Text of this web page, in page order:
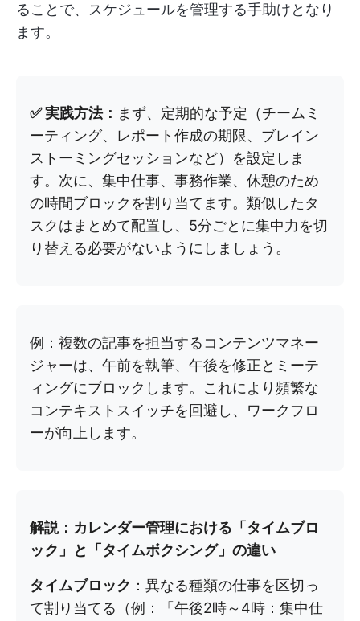
ることで、スケジュールを管理する手助けとなり
ます。
✅ 実践方法： まず、定期的な予定（チームミ
ーティング、レポート作成の期限、ブレイン
ストーミングセッションなど）を設定しま
す。次に、集中仕事、事務作業、休憩のため
の時間ブロックを割り当てます。類似したタ
スクはまとめて配置し、5分ごとに集中力を切
り替える必要がないようにしましょう。
例：複数の記事を担当するコンテンツマネー
ジャーは、午前を執筆、午後を修正とミーテ
ィングにブロックします。これにより頻繁な
コンテキストスイッチを回避し、ワークフロ
ーが向上します。
解説：カレンダー管理における「タイムブロ
ック」と「タイムボクシング」の違い
タイムブロック ：異なる種類の仕事を区切っ
て割り当てる（例：「午後2時～4時：集中仕